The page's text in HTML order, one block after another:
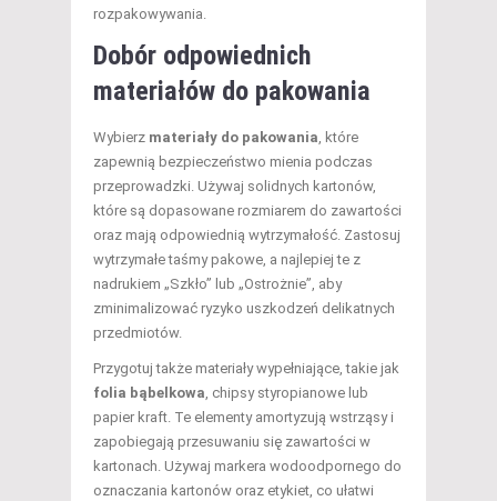
rozpakowywania.
Dobór odpowiednich
materiałów do pakowania
Wybierz materiały do pakowania, które
zapewnią bezpieczeństwo mienia podczas
przeprowadzki. Używaj solidnych kartonów,
które są dopasowane rozmiarem do zawartości
oraz mają odpowiednią wytrzymałość. Zastosuj
wytrzymałe taśmy pakowe, a najlepiej te z
nadrukiem „Szkło” lub „Ostrożnie”, aby
zminimalizować ryzyko uszkodzeń delikatnych
przedmiotów.
Przygotuj także materiały wypełniające, takie jak
folia bąbelkowa, chipsy styropianowe lub
papier kraft. Te elementy amortyzują wstrząsy i
zapobiegają przesuwaniu się zawartości w
kartonach. Używaj markera wodoodpornego do
oznaczania kartonów oraz etykiet, co ułatwi